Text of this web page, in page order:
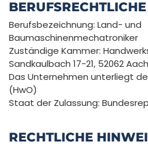
Berufsbezeichnung: Land- und
Baumaschinenmechatroniker
Zuständige Kammer:
Sandkaulbach 17-21, 52062
Das Unternehmen unterliegt
(HwO)
Staat der Zulassung:
RECHTLICHE